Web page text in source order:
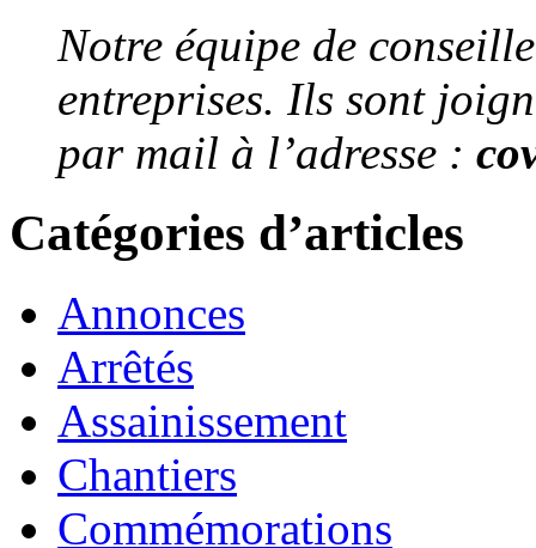
Notre équipe de
entreprises. Ils sont
par mail à l’adresse :
Catégories d’articles
Annonces
Arrêtés
Assainissement
Chantiers
Commémorations